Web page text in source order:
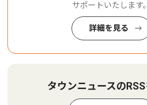
サポートいたします。
詳細を見る
タウンニュースの